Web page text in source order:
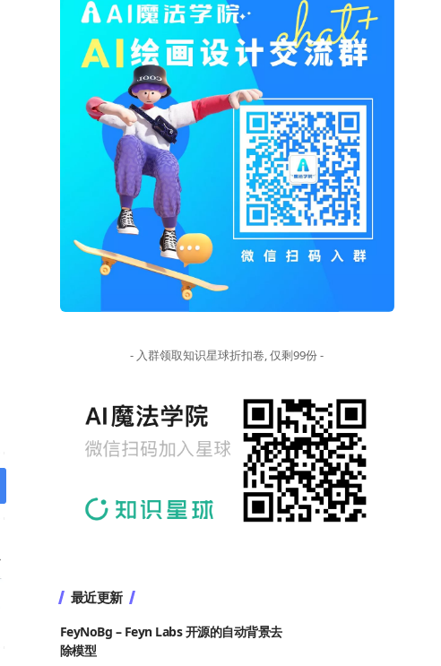
- 入群领取知识星球折扣卷, 仅剩99份 -
最近更新
FeyNoBg – Feyn Labs 开源的自动背景去
除模型